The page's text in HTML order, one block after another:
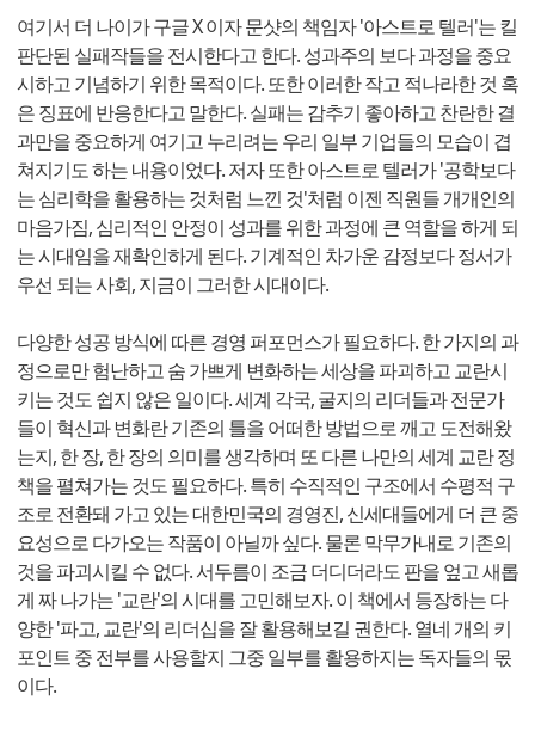
여기서 더 나이가 구글 X 이자 문샷의 책임자 '아스트로 텔러'는 킬
판단된 실패작들을 전시한다고 한다. 성과주의 보다 과정을 중요
시하고 기념하기 위한 목적이다. 또한 이러한 작고 적나라한 것 혹
은 징표에 반응한다고 말한다. 실패는 감추기 좋아하고 찬란한 결
과만을 중요하게 여기고 누리려는 우리 일부 기업들의 모습이 겹
쳐지기도 하는 내용이었다. 저자 또한 아스트로 텔러가 '공학보다
는 심리학을 활용하는 것처럼 느낀 것'처럼 이젠 직원들 개개인의
마음가짐, 심리적인 안정이 성과를 위한 과정에 큰 역할을 하게 되
는 시대임을 재확인하게 된다. 기계적인 차가운 감정보다 정서가
우선 되는 사회, 지금이 그러한 시대이다.
다양한 성공 방식에 따른 경영 퍼포먼스가 필요하다. 한 가지의 과
정으로만 험난하고 숨 가쁘게 변화하는 세상을 파괴하고 교란시
키는 것도 쉽지 않은 일이다. 세계 각국, 굴지의 리더들과 전문가
들이 혁신과 변화란 기존의 틀을 어떠한 방법으로 깨고 도전해왔
는지, 한 장, 한 장의 의미를 생각하며 또 다른 나만의 세계 교란 정
책을 펼쳐가는 것도 필요하다. 특히 수직적인 구조에서 수평적 구
조로 전환돼 가고 있는 대한민국의 경영진, 신세대들에게 더 큰 중
요성으로 다가오는 작품이 아닐까 싶다. 물론 막무가내로 기존의
것을 파괴시킬 수 없다. 서두름이 조금 더디더라도 판을 엎고 새롭
게 짜 나가는 '교란'의 시대를 고민해보자. 이 책에서 등장하는 다
양한 '파고, 교란'의 리더십을 잘 활용해보길 권한다. 열네 개의 키
포인트 중 전부를 사용할지 그중 일부를 활용하지는 독자들의 몫
이다.